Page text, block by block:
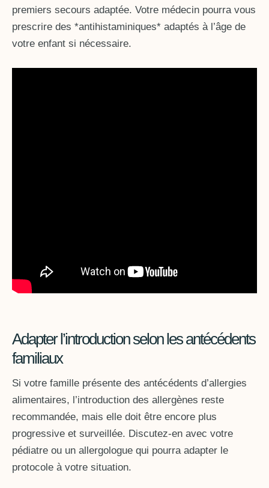
premiers secours adaptée. Votre médecin pourra vous
prescrire des *antihistaminiques* adaptés à l’âge de
votre enfant si nécessaire.
Adapter l’introduction selon les antécédents
familiaux
Si votre famille présente des antécédents d’allergies
alimentaires, l’introduction des allergènes reste
recommandée, mais elle doit être encore plus
progressive et surveillée. Discutez-en avec votre
pédiatre ou un allergologue qui pourra adapter le
protocole à votre situation.